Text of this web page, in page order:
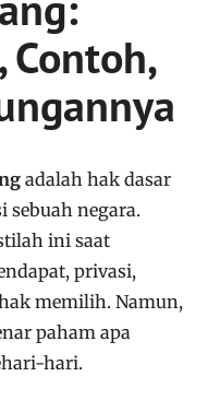
Contoh,
adalah hak dasar
negara.
ini saat
privasi,
memilih. Namun,
paham apa
hari.